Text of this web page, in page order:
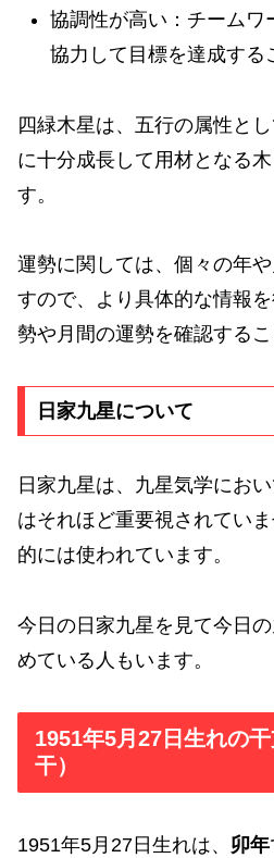
協調性が高い：チームワ
協力して目標を達成する
四緑木星は、五行の属性と
に十分成長して用材となる
す。
運勢に関しては、個々の年
すので、より具体的な情報
勢や月間の運勢を確認するこ
日家九星について
日家九星は、九星気学にお
はそれほど重要視されてい
的には使われています。
今日の日家九星を見て今日
めている人もいます。
1951年5月27日生れの
干）
1951年5月27日生れは、 卯年